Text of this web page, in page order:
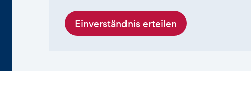
Einverständnis erteilen